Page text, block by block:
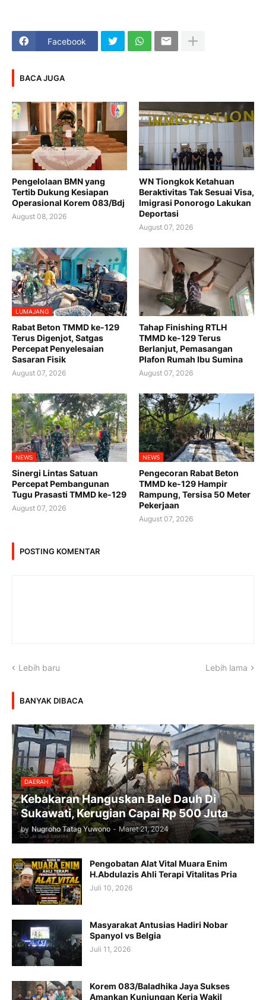
Facebook
BACA JUGA
Pengelolaan BMN yang
Tertib Dukung Kesiapan
Operasional Korem 083/Bdj
August 08, 2026
WN Tiongkok Ketahuan
Beraktivitas Tak Sesuai Visa,
Imigrasi Ponorogo Lakukan
Deportasi
August 07, 2026
LUMAJANG
Rabat Beton TMMD ke-129
Terus Digenjot, Satgas
Percepat Penyelesaian
Sasaran Fisik
August 07, 2026
Tahap Finishing RTLH
TMMD ke-129 Terus
Berlanjut, Pemasangan
Plafon Rumah Ibu Sumina
August 07, 2026
NEWS
Sinergi Lintas Satuan
Percepat Pembangunan
Tugu Prasasti TMMD ke-129
August 07, 2026
NEWS
Pengecoran Rabat Beton
TMMD ke-129 Hampir
Rampung, Tersisa 50 Meter
Pekerjaan
August 07, 2026
POSTING KOMENTAR
Lebih baru Lebih lama
BANYAK DIBACA
DAERAH
Kebakaran Hanguskan Bale Dauh Di
Sukawati, Kerugian Capai Rp 500 Juta
by Nugroho Tatag Yuwono - Maret 21, 2024
Pengobatan Alat Vital Muara Enim
H.Abdulazis Ahli Terapi Vitalitas Pria
Juli 10, 2026
Masyarakat Antusias Hadiri Nobar
Spanyol vs Belgia
Juli 11, 2026
Korem 083/Baladhika Jaya Sukses
Amankan Kunjungan Kerja Wakil